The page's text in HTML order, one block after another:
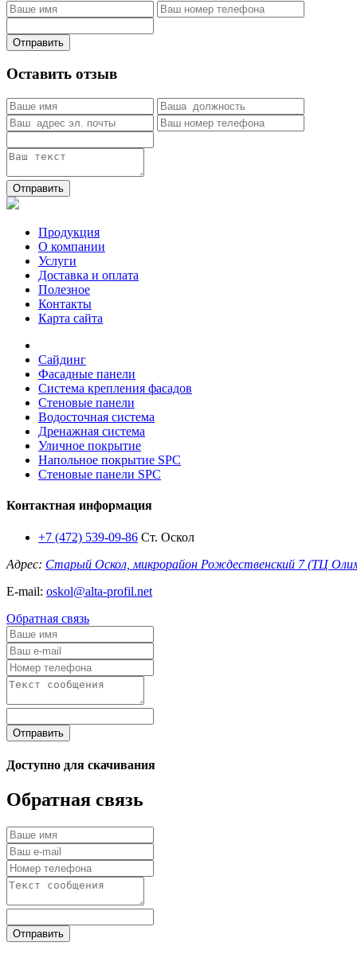
Отправить
Оставить отзыв
Отправить
Продукция
О компании
Услуги
Доставка и оплата
Полезное
Контакты
Карта сайта
Сайдинг
Фасадные панели
Система крепления фасадов
Стеновые панели
Водосточная система
Дренажная система
Уличное покрытие
Напольное покрытие SPC
Стеновые панели SPC
Контактная информация
+7 (472) 539-09-86 Ст. Оскол
Адрес: Старый Оскол, микрорайон Рождественский 7 (ТЦ
E-mail: oskol@alta-profil.net
Обратная связь
Отправить
Доступно для скачивания
Обратная связь
Отправить